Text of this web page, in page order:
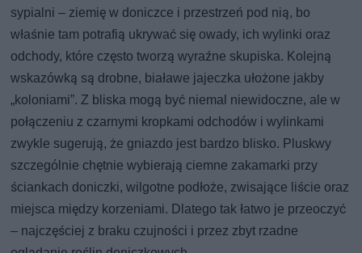
sypialni – ziemię w doniczce i przestrzeń pod nią, bo
właśnie tam potrafią ukrywać się owady, ich wylinki oraz
odchody, które często tworzą wyraźne skupiska. Kolejną
wskazówką są drobne, białawe jajeczka ułożone jakby
„koloniami”. Z bliska mogą być niemal niewidoczne, ale w
połączeniu z czarnymi kropkami odchodów i wylinkami
zwykle sugerują, że gniazdo jest bardzo blisko. Pluskwy
szczególnie chętnie wybierają ciemne zakamarki przy
ściankach doniczki, wilgotne podłoże, zwisające liście oraz
miejsca między korzeniami. Dlatego tak łatwo je przeoczyć
– najczęściej z braku czujności i przez zbyt rzadne